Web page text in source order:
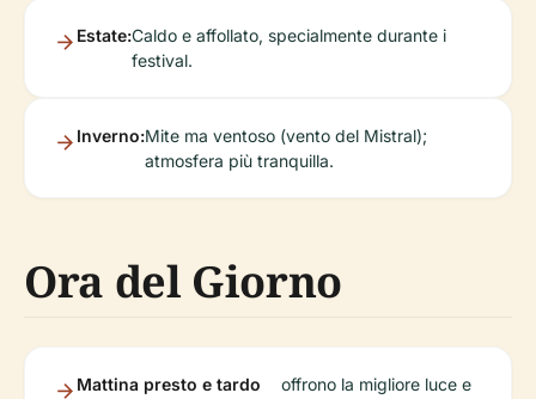
Estate:Caldo e affollato, specialmente durante i
festival.
Inverno:Mite ma ventoso (vento del Mistral);
atmosfera più tranquilla.
Ora del Giorno
Mattina presto e tardo
offrono la migliore luce e